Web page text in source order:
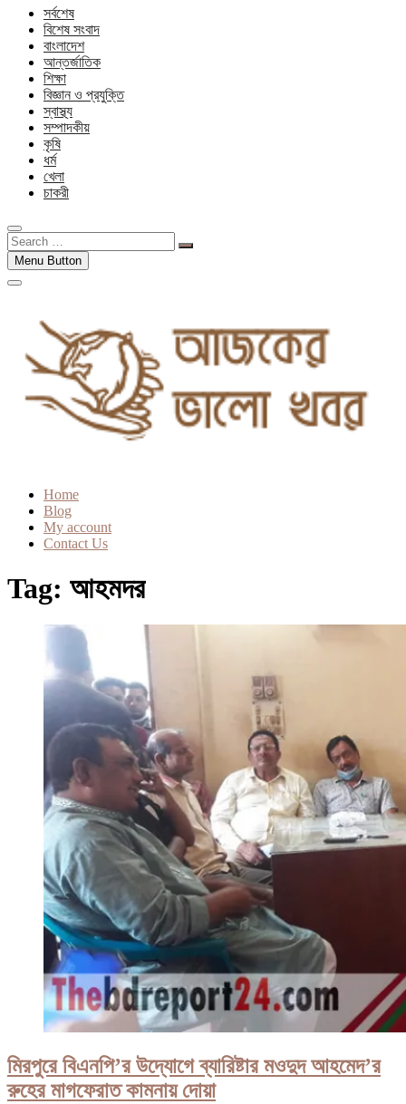
সর্বশেষ
বিশেষ সংবাদ
বাংলাদেশ
আন্তর্জাতিক
শিক্ষা
বিজ্ঞান ও প্রযুক্তি
স্বাস্থ্য
সম্পাদকীয়
কৃষি
ধর্ম
খেলা
চাকরী
Search
…Menu Button
Home
Blog
My account
Contact Us
Tag: আহমদর
মিরপুরে বিএনপি’র উদ্যোগে ব্যারিষ্টার মওদুদ আহমেদ’র
রুহের মাগফেরাত কামনায় দোয়া